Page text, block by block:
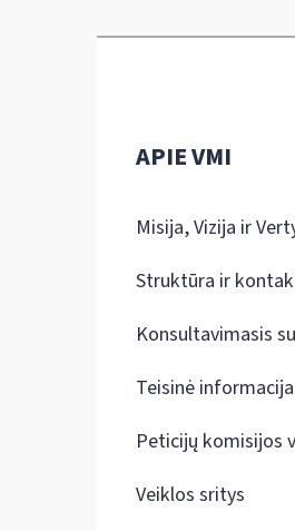
APIE VMI
Misija, Vizija ir
Struktūra ir
Konsultavimasis
Teisinė informacija
Peticijų komisijos
Veiklos sritys